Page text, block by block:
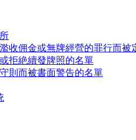
收佣金或無牌經營的罪行而被
拒絶續發牌照的名單
則而被書面警告的名單